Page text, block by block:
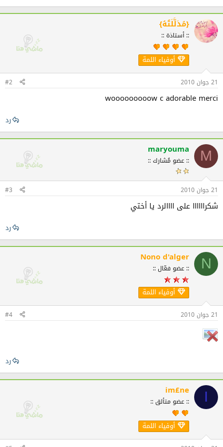
{مُدَلَّلَتُهُ}
:: أستاذة ::
أوفياء اللمة
21 جوان 2010 #2
wooooooooow c adorable merci
رد
M
maryouma
:: عضو مُشارك ::
21 جوان 2010 #3
شكراااااا على اااالرد يا أختي
رد
N
Nono d'alger
:: عضو فعّال ::
أوفياء اللمة
21 جوان 2010 #4
رد
I
im£ne
:: عضو متألق ::
أوفياء اللمة